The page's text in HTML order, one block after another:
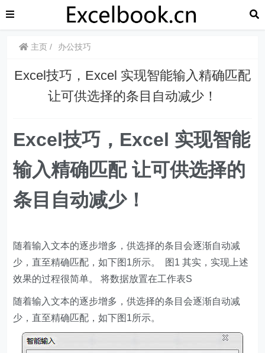
主页 办公技巧
​​Excel技巧，Excel 实现智能输入精确匹配
让可供选择的条目自动减少！
​​Excel技巧，Excel 实现智能
输入精确匹配 让可供选择的
条目自动减少！
随着输入文本的逐步增多，供选择的条目会逐渐自动减
少，直至精确匹配，如下图1所示。 图1 其实，实现上述
效果的过程很简单。 将数据放置在工作表S
随着输入文本的逐步增多，供选择的条目会逐渐自动减
少，直至精确匹配，如下图1所示。